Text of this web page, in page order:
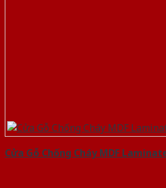
Cửa Gỗ Chống Cháy MDF